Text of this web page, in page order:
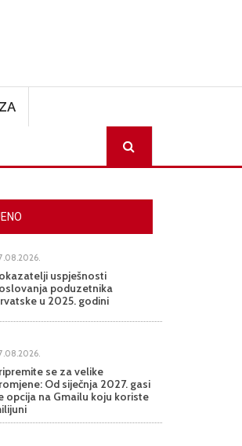
uspješnosti
poduzetnika
u 2025. godini
se za velike
Od siječnja 2027. gasi
opcija na Gmailu koju koriste